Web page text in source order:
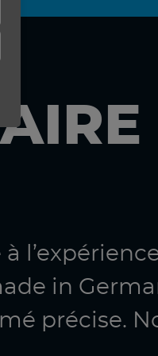
in
précise.